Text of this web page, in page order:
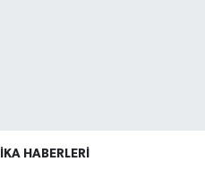
HABERLERI